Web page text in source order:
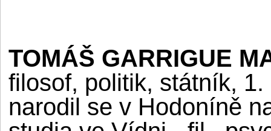
TOMÁŠ GARRIGUE
filosof, politik, státník,
narodil se v Hodoníně